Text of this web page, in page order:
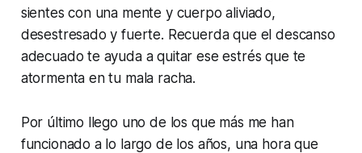
sientes con una mente y cuerpo aliviado,
desestresado y fuerte. Recuerda que el descanso
adecuado te ayuda a quitar ese estrés que te
atormenta en tu mala racha.
Por último llego uno de los que más me han
funcionado a lo largo de los años, una hora que